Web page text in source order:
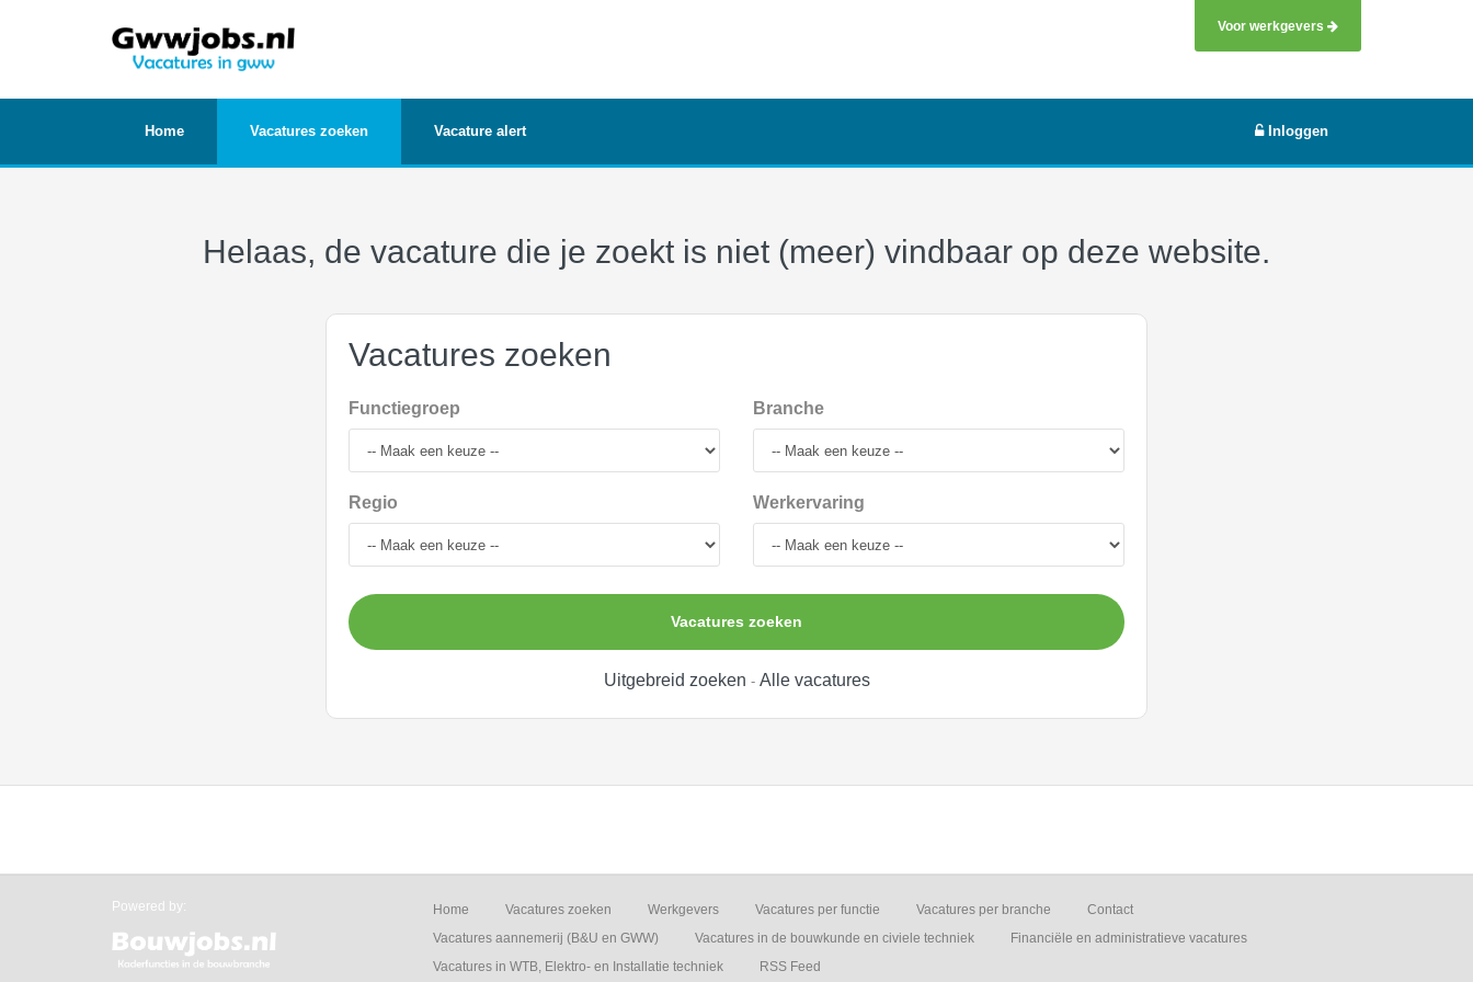
Voor werkgevers
Home Vacatures zoeken Vacature alert Inloggen
Helaas, de vacature die je zoekt is niet (meer) vindbaar op deze website.
Vacatures zoeken
Functiegroep Branche
Regio Werkervaring
Vacatures zoeken
Uitgebreid zoeken - Alle vacatures
Powered by: Home Vacatures zoeken Werkgevers Vacatures per functie Vacatures per branche
Contact
Vacatures aannemerij (B&U en GWW)
Vacatures in de bouwkunde en civiele techniek
Financiële en administratieve vacatures
Vacatures in WTB, Elektro- en Installatie techniek
RSS Feed